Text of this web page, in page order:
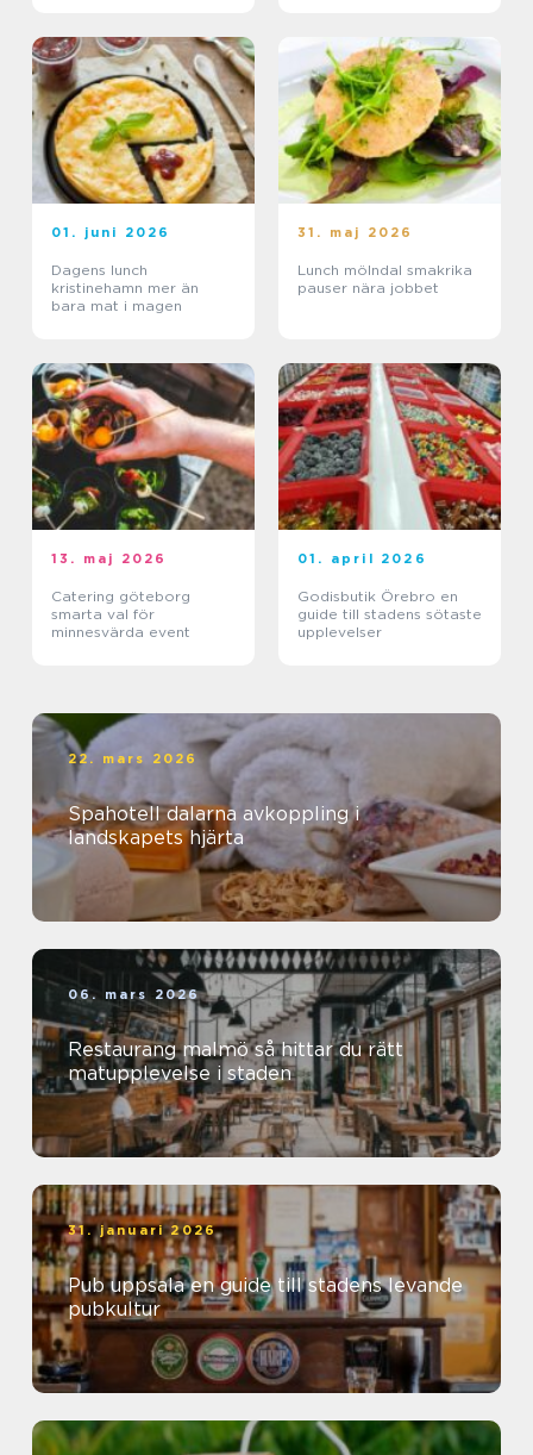
01. juni 2026
Dagens lunch
kristinehamn mer än
bara mat i magen
31. maj 2026
Lunch mölndal smakrika
pauser nära jobbet
13. maj 2026
Catering göteborg
smarta val för
minnesvärda event
01. april 2026
Godisbutik Örebro en
guide till stadens sötaste
upplevelser
22. mars 2026
Spahotell dalarna avkoppling i
landskapets hjärta
06. mars 2026
Restaurang malmö så hittar du rätt
matupplevelse i staden
31. januari 2026
Pub uppsala en guide till stadens levande
pubkultur